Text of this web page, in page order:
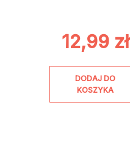
12,99 zł
DODAJ DO
KOSZYKA